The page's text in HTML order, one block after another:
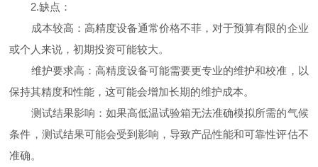
2.缺点：
成本较高：高精度设备通常价格不菲，对于预算有限的企业
或个人来说，初期投资可能较大。
维护要求高：高精度设备可能需要更专业的维护和校准，以
保持其精度和性能，这可能会增加长期的维护成本。
测试结果影响：如果高低温试验箱无法准确模拟所需的气候
条件，测试结果可能会受到影响，导致产品性能和可靠性评估不
准确。